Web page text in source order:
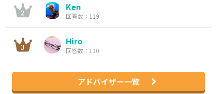
Ken
回答数：119
Hiro
回答数：110
アドバイザー一覧